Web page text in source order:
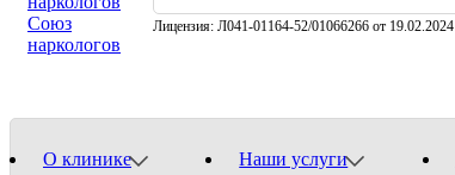
Союз
наркологов
Лицензия: Л041-01164-52/01066266 от 19.02.2024
О клинике Наши услуги